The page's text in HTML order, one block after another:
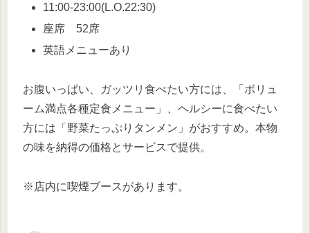
11:00-23:00(L.O.22:30)
座席 52席
英語メニューあり
お腹いっぱい、ガッツリ食べたい方には、「ボリュ
ーム満点各種定食メニュー」、ヘルシーに食べたい
方には「野菜たっぷりタンメン」がおすすめ。本物
の味を納得の価格とサービスで提供。
※店内に喫煙ブースがあります。